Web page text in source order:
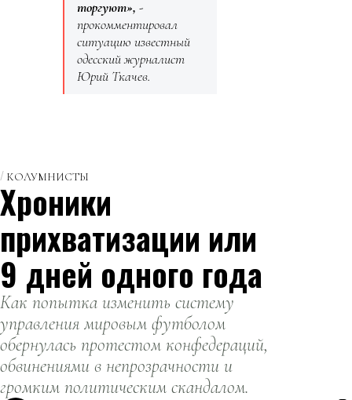
торгуют», -
прокомментировал
ситуацию известный
одесский журналист
Юрий Ткачев.
КОЛУМНИСТЫ
Хроники
прихватизации или
9 дней одного года
Как попытка изменить систему
управления мировым футболом
обернулась протестом конфедераций,
обвинениями в непрозрачности и
громким политическим скандалом.